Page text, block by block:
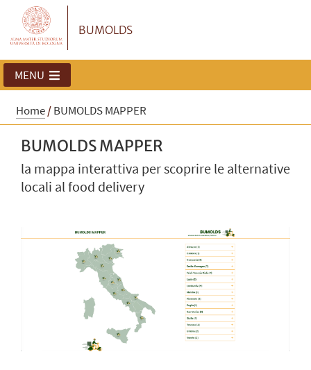
BUMOLDS
MENU
Home/BUMOLDS MAPPER
BUMOLDS MAPPER
la mappa interattiva per scoprire le alternative
locali al food delivery